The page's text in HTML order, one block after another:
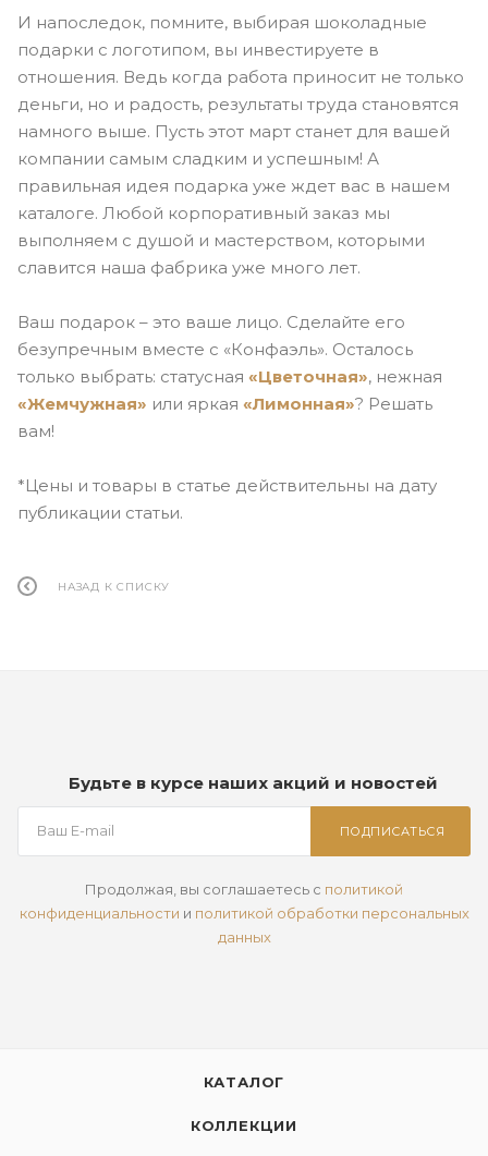
И напоследок, помните, выбирая шоколадные
подарки с логотипом, вы инвестируете в
отношения. Ведь когда работа приносит не только
деньги, но и радость, результаты труда становятся
намного выше. Пусть этот март станет для вашей
компании самым сладким и успешным! А
правильная идея подарка уже ждет вас в нашем
каталоге. Любой корпоративный заказ мы
выполняем с душой и мастерством, которыми
славится наша фабрика уже много лет.
Ваш подарок – это ваше лицо. Сделайте его
безупречным вместе с «Конфаэль». Осталось
только выбрать: статусная «Цветочная», нежная
«Жемчужная» или яркая «Лимонная»? Решать
вам!
*Цены и товары в статье действительны на дату
публикации статьи.
НАЗАД К СПИСКУ
Будьте в курсе наших акций и новостей
ПОДПИСАТЬСЯ
Продолжая, вы соглашаетесь с политикой
конфиденциальности и политикой обработки персональных
данных
КАТАЛОГ
КОЛЛЕКЦИИ